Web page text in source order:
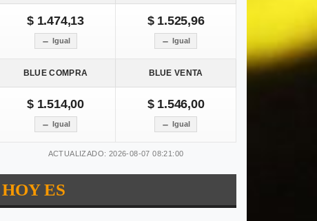
$ 1.474,13
Igual
$ 1.525,96
Igual
BLUE COMPRA BLUE VENTA
$ 1.514,00
Igual
$ 1.546,00
Igual
ACTUALIZADO: 2026-08-07 08:21:00
HOY ES